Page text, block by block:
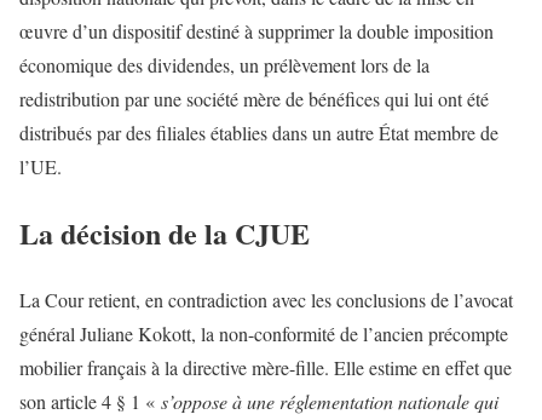
œuvre d’un dispositif destiné à supprimer la double imposition
économique des dividendes, un prélèvement lors de la
redistribution par une société mère de bénéfices qui lui ont été
distribués par des filiales établies dans un autre État membre de
l’UE.
La décision de la CJUE
La Cour retient, en contradiction avec les conclusions de l’avocat
général Juliane Kokott, la non-conformité de l’ancien précompte
mobilier français à la directive mère-fille. Elle estime en effet que
son article 4 § 1 « s’oppose à une réglementation nationale qui